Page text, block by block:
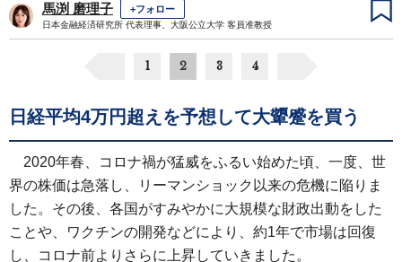
馬渕 磨理子 +フォロー
日本金融経済研究所 代表理事、大阪公立大学 客員准教授
1 2 3 4
日経平均4万円超えを予想して大顰蹙を買う
2020年春、コロナ禍が猛威をふるい始めた頃、一度、世
界の株価は急落し、リーマンショック以来の危機に陥りま
した。その後、各国がすみやかに大規模な財政出動をした
ことや、ワクチンの開発などにより、約1年で市場は回復
し、コロナ前よりさらに上昇していきました。